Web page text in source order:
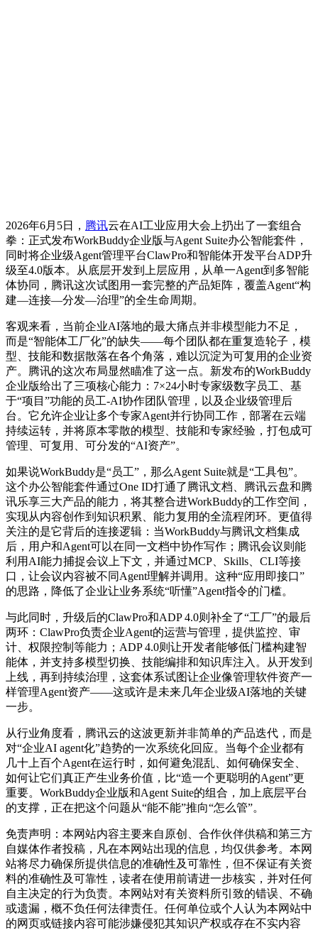
2026年6月5日， 腾讯云在AI工业应用大会上扔出了一套组合
拳：正式发布WorkBuddy企业版与Agent Suite办公智能套件，
同时将企业级Agent管理平台ClawPro和智能体开发平台ADP升
级至4.0版本。从底层开发到上层应用，从单一Agent到多智能
体协同，腾讯这次试图用一套完整的产品矩阵，覆盖Agent“构
建—连接—分发—治理”的全生命周期。
客观来看，当前企业AI落地的最大痛点并非模型能力不足，
而是“智能体工厂化”的缺失——每个团队都在重复造轮子，模
型、技能和数据散落在各个角落，难以沉淀为可复用的企业资
产。腾讯的这次布局显然瞄准了这一点。新发布的WorkBuddy
企业版给出了三项核心能力：7×24小时专家级数字员工、基
于“项目”功能的员工-AI协作团队管理，以及企业级管理后
台。它允许企业让多个专家Agent并行协同工作，部署在云端
持续运转，并将原本零散的模型、技能和专家经验，打包成可
管理、可复用、可分发的“AI资产”。
如果说WorkBuddy是“员工”，那么Agent Suite就是“工具包”。
这个办公智能套件通过One ID打通了腾讯文档、腾讯云盘和腾
讯乐享三大产品的能力，将其整合进WorkBuddy的工作空间，
实现从内容创作到知识积累、能力复用的全流程闭环。更值得
关注的是它背后的连接逻辑：当WorkBuddy与腾讯文档集成
后，用户和Agent可以在同一文档中协作写作；腾讯会议则能
利用AI能力捕捉会议上下文，并通过MCP、Skills、CLI等接
口，让会议内容被不同Agent理解并调用。这种“应用即接口”
的思路，降低了企业让业务系统“听懂”Agent指令的门槛。
与此同时，升级后的ClawPro和ADP 4.0则补全了“工厂”的最后
两环：ClawPro负责企业Agent的运营与管理，提供监控、审
计、权限控制等能力；ADP 4.0则让开发者能够低门槛构建智
能体，并支持多模型切换、技能编排和知识库注入。从开发到
上线，再到持续治理，这套体系试图让企业像管理软件资产一
样管理Agent资产——这或许是未来几年企业级AI落地的关键
一步。
从行业角度看，腾讯云的这波更新并非简单的产品迭代，而是
对“企业AI agent化”趋势的一次系统化回应。当每个企业都有
几十上百个Agent在运行时，如何避免混乱、如何确保安全、
如何让它们真正产生业务价值，比“造一个更聪明的Agent”更
重要。WorkBuddy企业版和Agent Suite的组合，加上底层平台
的支撑，正在把这个问题从“能不能”推向“怎么管”。
免责声明：本网站内容主要来自原创、合作伙伴供稿和第三方
自媒体作者投稿，凡在本网站出现的信息，均仅供参考。本网
站将尽力确保所提供信息的准确性及可靠性，但不保证有关资
料的准确性及可靠性，读者在使用前请进一步核实，并对任何
自主决定的行为负责。本网站对有关资料所引致的错误、不确
或遗漏，概不负任何法律责任。任何单位或个人认为本网站中
的网页或链接内容可能涉嫌侵犯其知识产权或存在不实内容